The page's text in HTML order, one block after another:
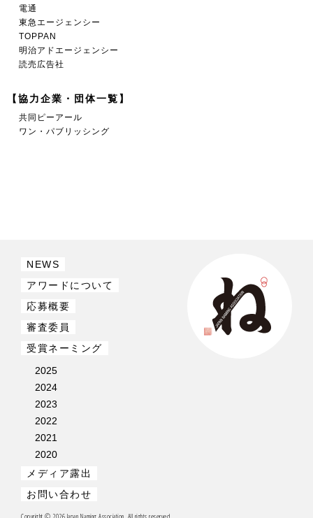
電通
東急エージェンシー
TOPPAN
明治アドエージェンシー
読売広告社
【協力企業・団体一覧】
共同ピーアール
ワン・パブリッシング
NEWS
アワードについて
応募概要
審査委員
受賞ネーミング
2025
2024
2023
2022
2021
2020
メディア露出
お問い合わせ